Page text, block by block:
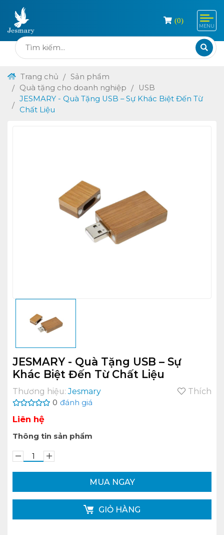
(0)
MENU
Trang chủ
Sản phẩm
Quà tặng cho doanh nghiệp
USB
JESMARY - Quà Tặng USB – Sự Khác Biệt Đến Từ
Chất Liệu
JESMARY - Quà Tặng USB – Sự
Khác Biệt Đến Từ Chất Liệu
Thương hiệu:Jesmary Thích
0 đánh giá
Liên hệ
Thông tin sản phẩm
MUA NGAY
GIỎ HÀNG